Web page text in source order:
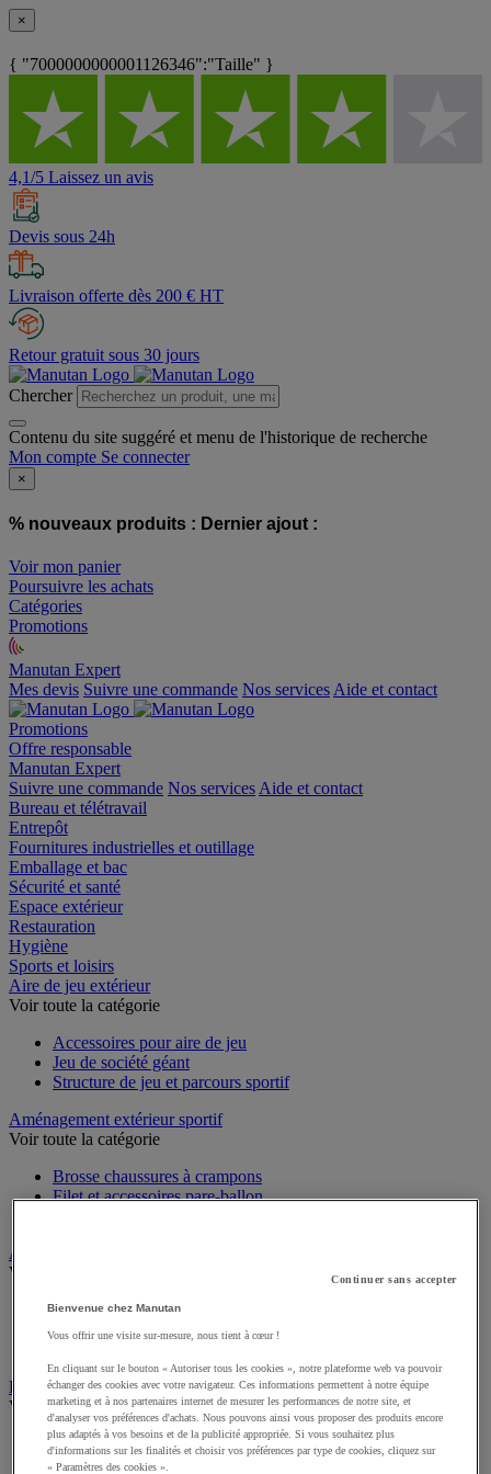
×
{ "7000000000001126346":"Taille" }
4,1/5 Laissez un avis
Devis sous 24h
Livraison offerte dès 200 € HT
Retour gratuit sous 30 jours
Chercher
Contenu du site suggéré et menu de l'historique de recherche
Mon compte Se connecter
×
% nouveaux produits : Dernier ajout :
Voir mon panier
Poursuivre les achats
Catégories
Promotions
Manutan Expert
offre reconditionnée
Mes devis Suivre une commande Nos services
Promotions
Offre responsable
Manutan Expert
Suivre une commande
Bureau et télétravail
Entrepôt
Fournitures industrielles et outillage
Emballage et bac
Sécurité et santé
Espace extérieur
Restauration
Hygiène
Sports et loisirs
Aire de jeu extérieur
Accessoires pour aire de jeu
Jeu de société géant
Aménagement extérieur sportif
Brosse chaussures à crampons
Athlétisme
Matériel de course à pied
Matériel de lancer athlétique
Matériel de saut athlétique
Équipements et accessoires multisport
Voir toute la catégorie
Afficheur
Continuer sans accepter
Bienvenue chez Manutan
Vous offrir une visite sur-mesure, nous tient à cœur !
En cliquant sur le bouton « Autoriser tous les cookies », notre plateforme web va pouvoir
échanger des cookies avec votre navigateur. Ces informations permettent à notre équipe
marketing et à nos partenaires internet de mesurer les performances de notre site, et
d'analyser vos préférences d'achats. Nous pouvons ainsi vous proposer des produits encore
plus adaptés à vos besoins et de la publicité appropriée. Si vous souhaitez plus
d'informations sur les finalités et choisir vos préférences par type de cookies, cliquez sur
« Paramètres des cookies ».